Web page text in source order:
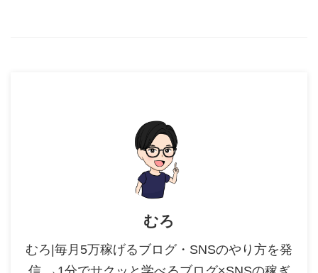
むろ
むろ|毎月5万稼げるブログ・SNSのやり方を発